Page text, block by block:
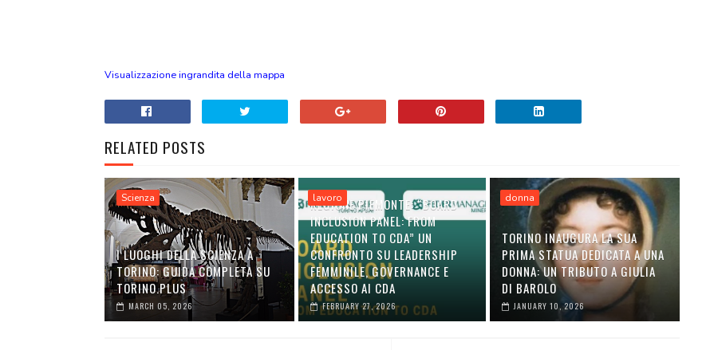
Visualizzazione ingrandita della mappa
RELATED POSTS
Scienza
I LUOGHI DELLA SCIENZA A
TORINO: GUIDA COMPLETA SU
TORINO.PLUS
MARCH 05, 2026
lavoro
REGIONE PIEMONTE: “BOARD
INCLUSION PANEL: FROM
EDUCATION TO CDA” UN
CONFRONTO SU LEADERSHIP
FEMMINILE, GOVERNANCE E
ACCESSO AI CDA
FEBRUARY 27, 2026
donna
TORINO INAUGURA LA SUA
PRIMA STATUA DEDICATA A UNA
DONNA: UN TRIBUTO A GIULIA
DI BAROLO
JANUARY 10, 2026